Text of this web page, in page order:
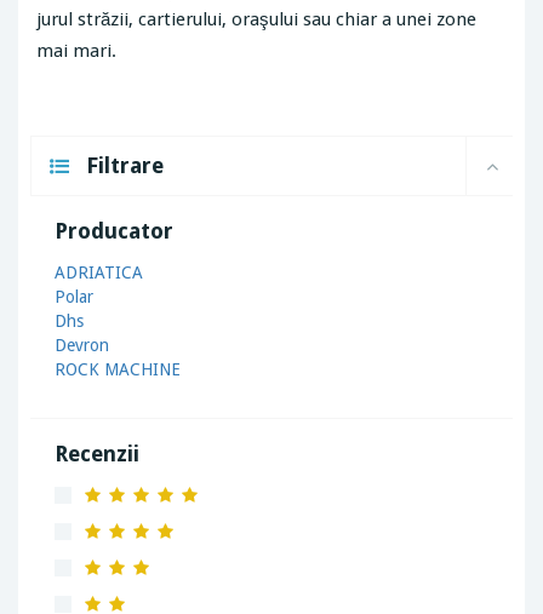
jurul străzii, cartierului, oraşului sau chiar a unei zone
mai mari.
Filtrare
Producator
ADRIATICA
Polar
Dhs
Devron
ROCK MACHINE
Recenzii